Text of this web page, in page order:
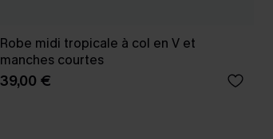
Robe midi tropicale à col en V et
manches courtes
39,00 €